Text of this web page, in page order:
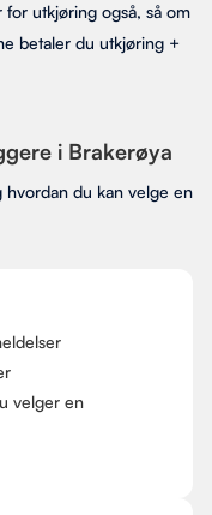
utkjøring også, så om
betaler du utkjøring +
i Brakerøya
hvordan du kan velge en
velger en